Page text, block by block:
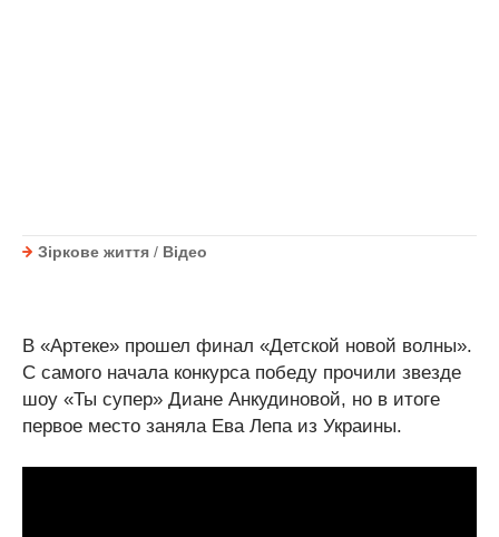
Зіркове життя / Відео
В «Артеке» прошел финал «Детской новой волны».
С самого начала конкурса победу прочили звезде
шоу «Ты супер» Диане Анкудиновой, но в итоге
первое место заняла Ева Лепа из Украины.